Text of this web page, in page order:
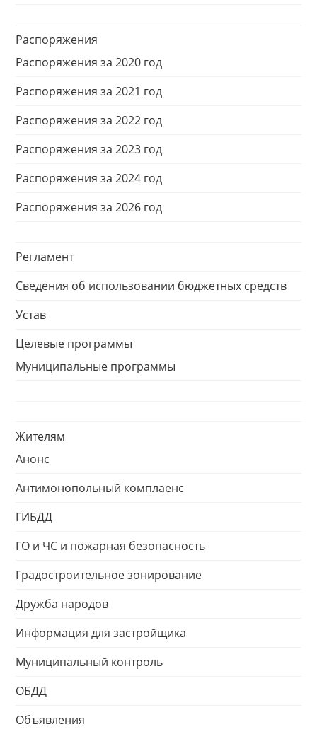
Распоряжения
Распоряжения за 2020 год
Распоряжения за 2021 год
Распоряжения за 2022 год
Распоряжения за 2023 год
Распоряжения за 2024 год
Распоряжения за 2026 год
Регламент
Сведения об использовании бюджетных средств
Устав
Целевые программы
Муниципальные программы
Жителям
Анонс
Антимонопольный комплаенс
ГИБДД
ГО и ЧС и пожарная безопасность
Градостроительное зонирование
Дружба народов
Информация для застройщика
Муниципальный контроль
ОБДД
Объявления